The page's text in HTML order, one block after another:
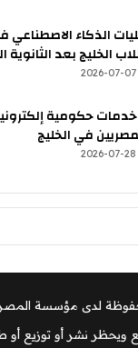
الذكاء
الخليج بعد الثانوية
2026-07-07
5 خدمات حكومية
في الخليج
2026-07-28
لدى مؤسسة
ويحظر نشر أو توزيع